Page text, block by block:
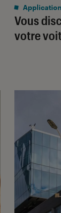
Vous
votre
Application